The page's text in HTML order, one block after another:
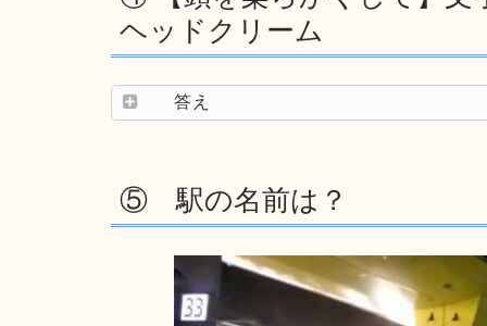
ヘッドクリーム
答え
⑤ 駅の名前は？